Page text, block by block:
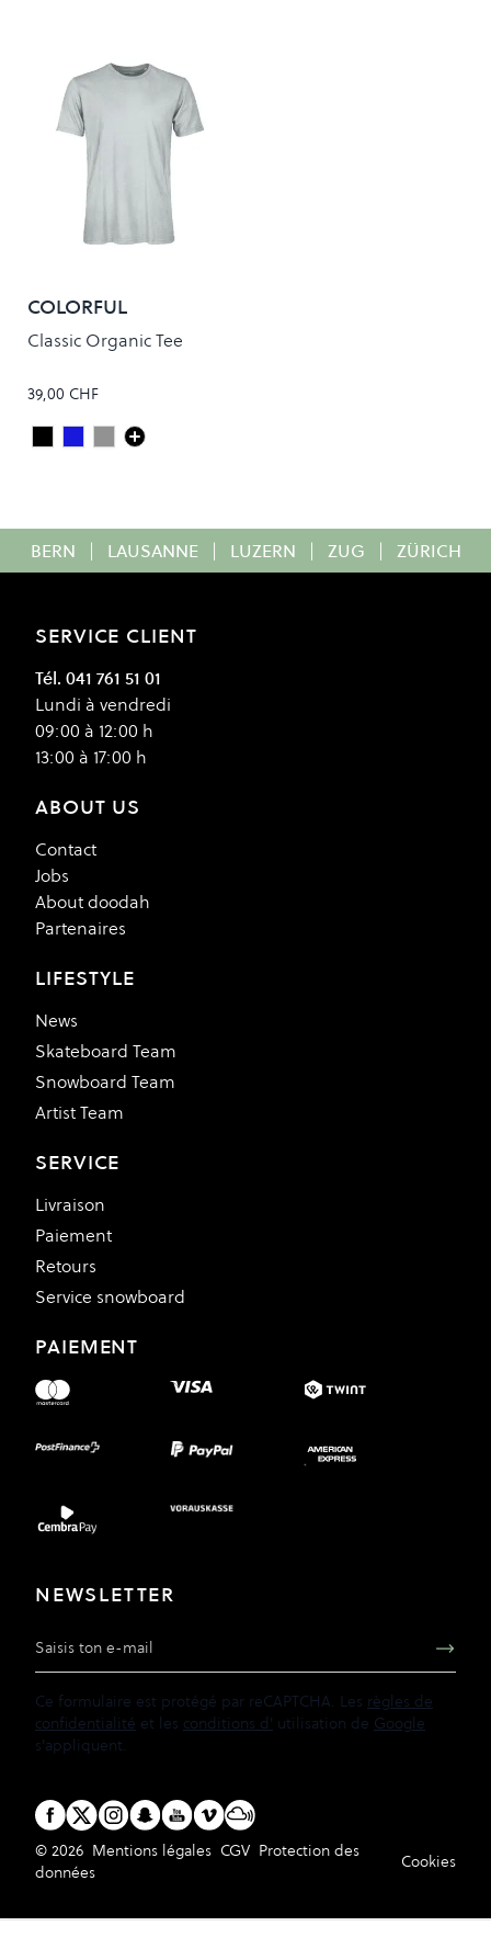
COLORFUL
STANDARD
Classic Organic Tee
39,00 CHF
Colour
Deep Black
Steel Blue
FADED GREY
BERN | LAUSANNE | LUZERN | ZUG | ZÜRICH
SERVICE CLIENT
Tél. 041 761 51 01
Lundi à vendredi
09:00 à 12:00 h
13:00 à 17:00 h
ABOUT US
Contact
Jobs
About doodah
Partenaires
LIFESTYLE
News
Skateboard Team
Snowboard Team
Artist Team
SERVICE
Livraison
Paiement
Retours
Service snowboard
PAIEMENT
NEWSLETTER
Adresse e-mail
Ce formulaire est protégé par reCAPTCHA. Les règles de
confidentialité et les conditions d' utilisation de Google
s'appliquent.
© 2026 Mentions légales CGV Protection des
données
Cookies